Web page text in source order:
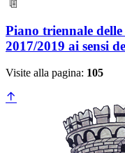
Piano triennale
2017/2019 ai sensi
Visite alla pagina: 105